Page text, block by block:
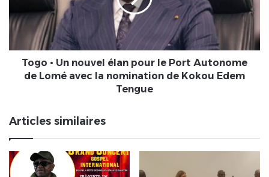
le
Autonome
Lomé
de
Kokou
Edem
Tengue
Togo • Un nouvel élan pour le Port Autonome
de Lomé avec la nomination de Kokou Edem
Tengue
Articles similaires